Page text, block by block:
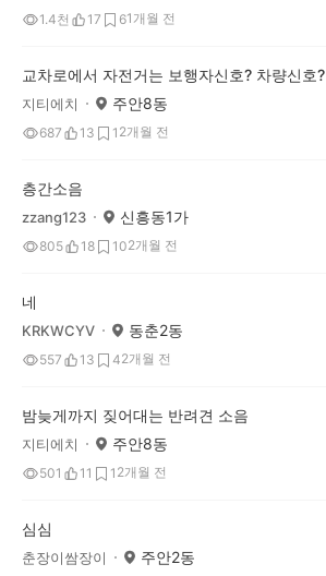
1.4천 17 61개월 전
교차로에서 자전거는 보행자신호? 차량신호?
지티에치 주안8동
687 13 1 2개월 전
층간소음
zzang123 신흥동1가
805 18 102개월 전
네
KRKWCYV 동춘2동
557 13 42개월 전
밤늦게까지 짖어대는 반려견 소음
지티에치 주안8동
501 11 1 2개월 전
심심
춘장이쌈장이 주안2동